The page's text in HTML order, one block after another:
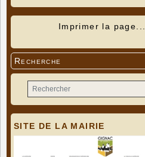
Imprimer la page...
Recherche
SITE DE LA MAIRIE